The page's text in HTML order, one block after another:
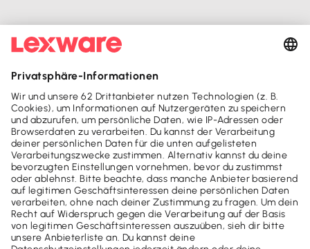
Mach's dir leicht und gib deinem Business den
entscheidenden Push - mit unseren Software-Lösungen für
Buchhaltung, Steuer & Finanzen.
Lexware Office